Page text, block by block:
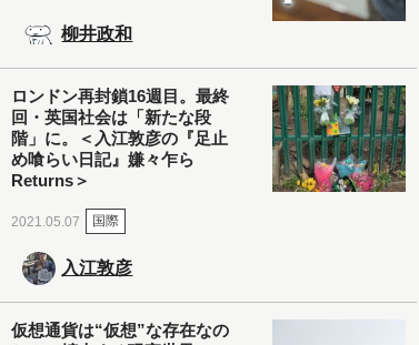
柳井政和
ロンドン再封鎖16週目。最終
回・英国社会は「新たな段
階」に。＜入江敦彦の『足止
め喰らい日記』嫌々乍ら
Returns＞
2021.05.07 国際
入江敦彦
仮想通貨は“仮想”な存在なの